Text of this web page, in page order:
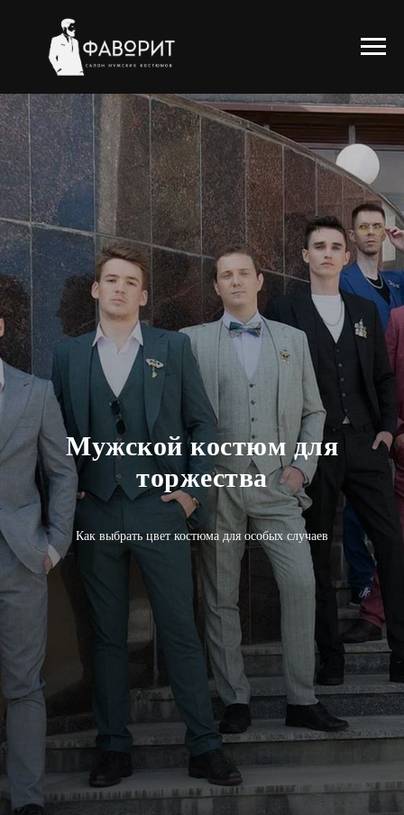
Мужской костюм для
торжества
Как выбрать цвет костюма для особых случаев